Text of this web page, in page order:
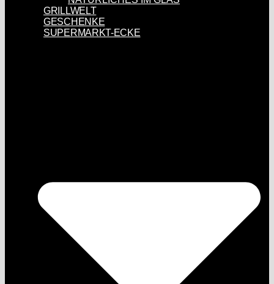
GRILLWELT
GESCHENKE
SUPERMARKT-ECKE